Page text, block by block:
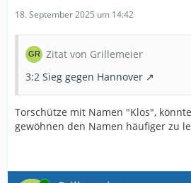
18. September 2025 um 14:42
Zitat von Grillemeier
3:2 Sieg gegen Hannover
Torschütze mit Namen "Klos",
gewöhnen den Namen häufiger zu